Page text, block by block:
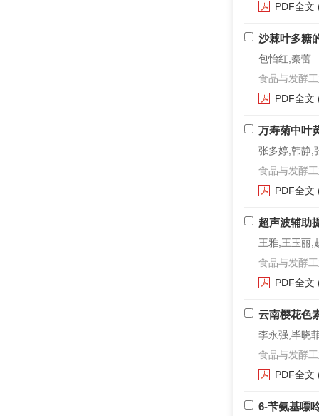
PDF全文
沙棘叶多糖
包怡红,秦蕾
食品与发酵
PDF全文
万寿菊中叶
张多婷,韩静,
食品与发酵
PDF全文
超声波辅助
王雅,王玉丽,
食品与发酵
PDF全文
云南樱花色
李永强,毕晓
食品与发酵
PDF全文
6-苄氨基嘌